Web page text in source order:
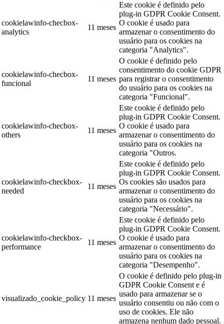
cookielawinfo-checbox-
analytics
11 meses
Este cookie é definido pelo
plug-in GDPR Cookie Consent.
O cookie é usado para
armazenar o consentimento do
usuário para os cookies na
categoria "Analytics".
cookielawinfo-checbox-
funcional
11 meses
O cookie é definido pelo
consentimento do cookie GDPR
para registrar o consentimento
do usuário para os cookies na
categoria "Funcional".
cookielawinfo-checbox-
others
11 meses
Este cookie é definido pelo
plug-in GDPR Cookie Consent.
O cookie é usado para
armazenar o consentimento do
usuário para os cookies na
categoria "Outros.
cookielawinfo-checkbox-
needed
11 meses
Este cookie é definido pelo
plug-in GDPR Cookie Consent.
Os cookies são usados para
armazenar o consentimento do
usuário para os cookies na
categoria "Necessário".
cookielawinfo-checkbox-
performance
11 meses
Este cookie é definido pelo
plug-in GDPR Cookie Consent.
O cookie é usado para
armazenar o consentimento do
usuário para os cookies na
categoria "Desempenho".
visualizado_cookie_policy 11 meses
O cookie é definido pelo plug-in
GDPR Cookie Consent e é
usado para armazenar se o
usuário consentiu ou não com o
uso de cookies. Ele não
armazena nenhum dado pessoal.